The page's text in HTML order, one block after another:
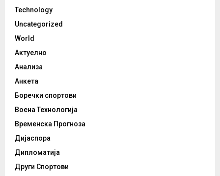
Technology
Uncategorized
World
Актуелно
Анализа
Анкета
Боречки спортови
Воена Технологија
Временска Прогноза
Дијаспора
Дипломатија
Други Спортови